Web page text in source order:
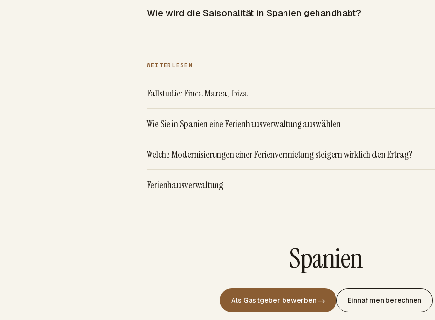
Wie wird die Saisonalität in Spanien gehandhabt?
WEITERLESEN
Fallstudie: Finca Marea, Ibiza
Wie Sie in Spanien eine Ferienhausverwaltung auswählen
Welche Modernisierungen einer Ferienvermietung steigern wirklich den Ertrag?
Ferienhausverwaltung
Spanien
Als Gastgeber bewerben→ Einnahmen berechnen